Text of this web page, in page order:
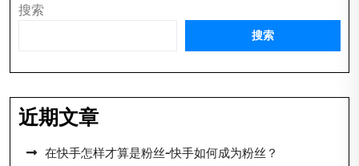
搜索
搜索
近期文章
在快手怎样才算是粉丝-快手如何成为粉丝？